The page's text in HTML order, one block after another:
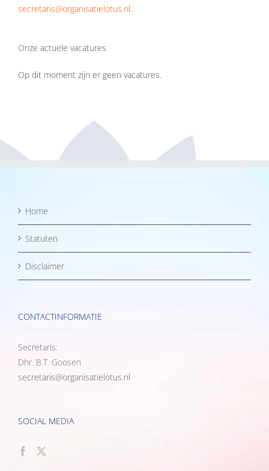
secretaris@organisatielotus.nl.
Onze actuele vacatures
Op dit moment zijn er geen vacatures.
Home
Statuten
Disclaimer
CONTACTINFORMATIE
Secretaris:
Dhr. B.T. Goosen
secretaris@organisatielotus.nl
SOCIAL MEDIA